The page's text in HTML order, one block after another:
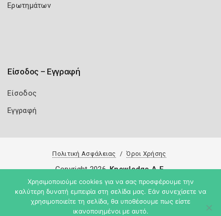
Ερωτημάτων
Είσοδος – Εγγραφή
Είσοδος
Εγγραφή
Πολιτική Ασφάλειας Όροι Χρήσης
Copyright 2026 Knowledge A.E.
Χρησιμοποιούμε cookies για να σας προσφέρουμε την
καλύτερη δυνατή εμπειρία στη σελίδα μας. Εάν συνεχίσετε να
χρησιμοποιείτε τη σελίδα, θα υποθέσουμε πως είστε
ικανοποιημένοι με αυτό.